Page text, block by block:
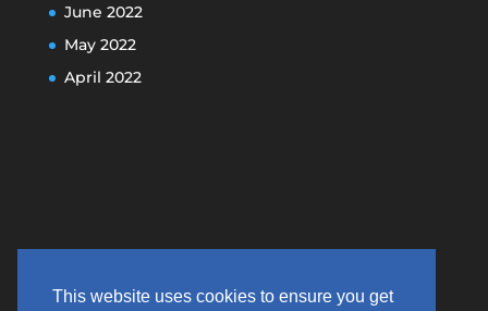
This website uses cookies to ensure you get
June 2022
May 2022
April 2022